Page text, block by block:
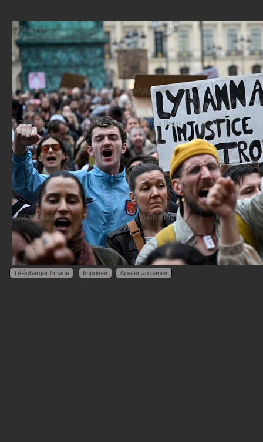
Télécharger l'image Imprimer Ajouter au panier